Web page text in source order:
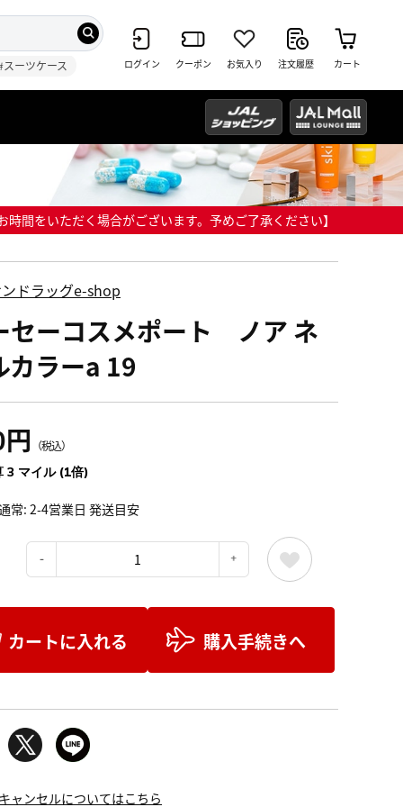
スーツケース ログイン クーポン お気入り 注文履歴 カート
間をいただく場合がございます。予めご了承ください】
ドラッグe-shop
セーコスメポート ノア ネ
カラーa 19
（税込）
3 マイル (1倍)
常: 2-4営業日 発送目安
カートに入れる 購入手続きへ
ャンセルについてはこちら